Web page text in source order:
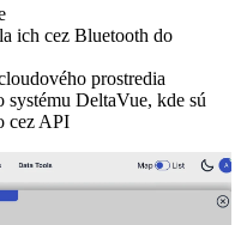
ich cez Bluetooth do
prostredia
systému DeltaVue, kde sú
cez API